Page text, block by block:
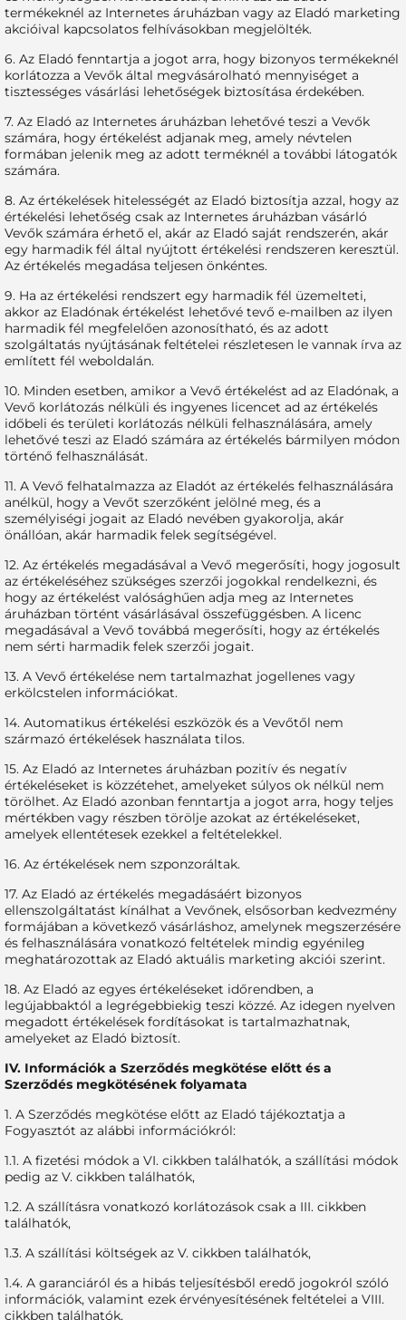
termékeknél az Internetes áruházban vagy az Eladó marketing
akcióival kapcsolatos felhívásokban megjelölték.
6. Az Eladó fenntartja a jogot arra, hogy bizonyos termékeknél
korlátozza a Vevők által megvásárolható mennyiséget a
tisztességes vásárlási lehetőségek biztosítása érdekében.
7. Az Eladó az Internetes áruházban lehetővé teszi a Vevők
számára, hogy értékelést adjanak meg, amely névtelen
formában jelenik meg az adott terméknél a további látogatók
számára.
8. Az értékelések hitelességét az Eladó biztosítja azzal, hogy az
értékelési lehetőség csak az Internetes áruházban vásárló
Vevők számára érhető el, akár az Eladó saját rendszerén, akár
egy harmadik fél által nyújtott értékelési rendszeren keresztül.
Az értékelés megadása teljesen önkéntes.
9. Ha az értékelési rendszert egy harmadik fél üzemelteti,
akkor az Eladónak értékelést lehetővé tevő e-mailben az ilyen
harmadik fél megfelelően azonosítható, és az adott
szolgáltatás nyújtásának feltételei részletesen le vannak írva az
említett fél weboldalán.
10. Minden esetben, amikor a Vevő értékelést ad az Eladónak, a
Vevő korlátozás nélküli és ingyenes licencet ad az értékelés
időbeli és területi korlátozás nélküli felhasználására, amely
lehetővé teszi az Eladó számára az értékelés bármilyen módon
történő felhasználását.
11. A Vevő felhatalmazza az Eladót az értékelés felhasználására
anélkül, hogy a Vevőt szerzőként jelölné meg, és a
személyiségi jogait az Eladó nevében gyakorolja, akár
önállóan, akár harmadik felek segítségével.
12. Az értékelés megadásával a Vevő megerősíti, hogy jogosult
az értékeléséhez szükséges szerzői jogokkal rendelkezni, és
hogy az értékelést valósághűen adja meg az Internetes
áruházban történt vásárlásával összefüggésben. A licenc
megadásával a Vevő továbbá megerősíti, hogy az értékelés
nem sérti harmadik felek szerzői jogait.
13. A Vevő értékelése nem tartalmazhat jogellenes vagy
erkölcstelen információkat.
14. Automatikus értékelési eszközök és a Vevőtől nem
származó értékelések használata tilos.
15. Az Eladó az Internetes áruházban pozitív és negatív
értékeléseket is közzétehet, amelyeket súlyos ok nélkül nem
törölhet. Az Eladó azonban fenntartja a jogot arra, hogy teljes
mértékben vagy részben törölje azokat az értékeléseket,
amelyek ellentétesek ezekkel a feltételekkel.
16. Az értékelések nem szponzoráltak.
17. Az Eladó az értékelés megadásáért bizonyos
ellenszolgáltatást kínálhat a Vevőnek, elsősorban kedvezmény
formájában a következő vásárláshoz, amelynek megszerzésére
és felhasználására vonatkozó feltételek mindig egyénileg
meghatározottak az Eladó aktuális marketing akciói szerint.
18. Az Eladó az egyes értékeléseket időrendben, a
legújabbaktól a legrégebbiekig teszi közzé. Az idegen nyelven
megadott értékelések fordításokat is tartalmazhatnak,
amelyeket az Eladó biztosít.
IV. Információk a Szerződés megkötése előtt és a
Szerződés megkötésének folyamata
1. A Szerződés megkötése előtt az Eladó tájékoztatja a
Fogyasztót az alábbi információkról:
1.1. A fizetési módok a VI. cikkben találhatók, a szállítási módok
pedig az V. cikkben találhatók,
1.2. A szállításra vonatkozó korlátozások csak a III. cikkben
találhatók,
1.3. A szállítási költségek az V. cikkben találhatók,
1.4. A garanciáról és a hibás teljesítésből eredő jogokról szóló
információk, valamint ezek érvényesítésének feltételei a VIII.
cikkben találhatók,